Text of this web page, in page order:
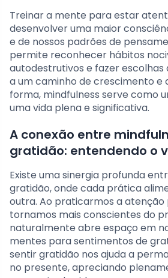
Treinar a mente para estar
desenvolver uma maior
e de nossos padrões de
permite reconhecer hábitos
autodestrutivos e fazer escolhas
a um caminho de crescimento e
forma, mindfulness serve como
uma vida plena e significativa.
A conexão entre
gratidão: entendendo o
Existe uma sinergia profunda
gratidão, onde cada prática
outra. Ao praticarmos a atenção
tornamos mais conscientes do
naturalmente abre espaço em
mentes para sentimentos de
sentir gratidão nos ajuda a
no presente, apreciando